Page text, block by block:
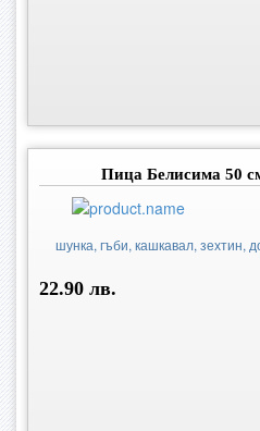
Пица Белисима 50
шунка, гъби, кашкавал, зехтин,
22.90 лв.